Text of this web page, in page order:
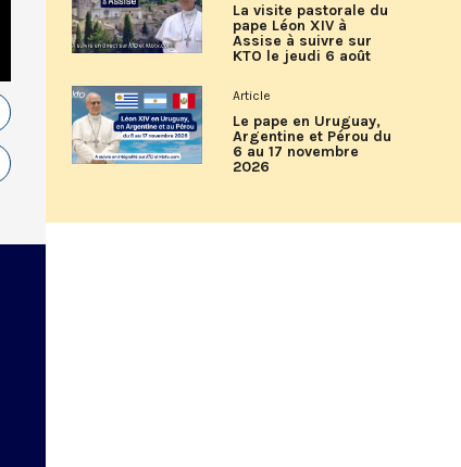
La visite pastorale du
pape Léon XIV à
Assise à suivre sur
KTO le jeudi 6 août
Article
Le pape en Uruguay,
Argentine et Pérou du
6 au 17 novembre
2026